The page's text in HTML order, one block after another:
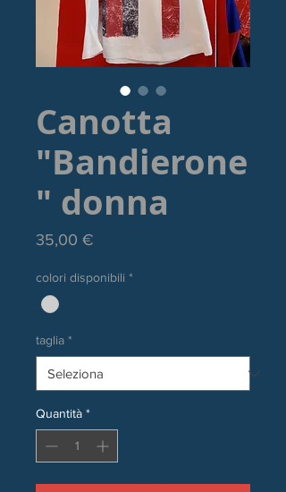
Canotta
"Bandierone
" donna
35,00 €
colori disponibili *
taglia *
Quantità *